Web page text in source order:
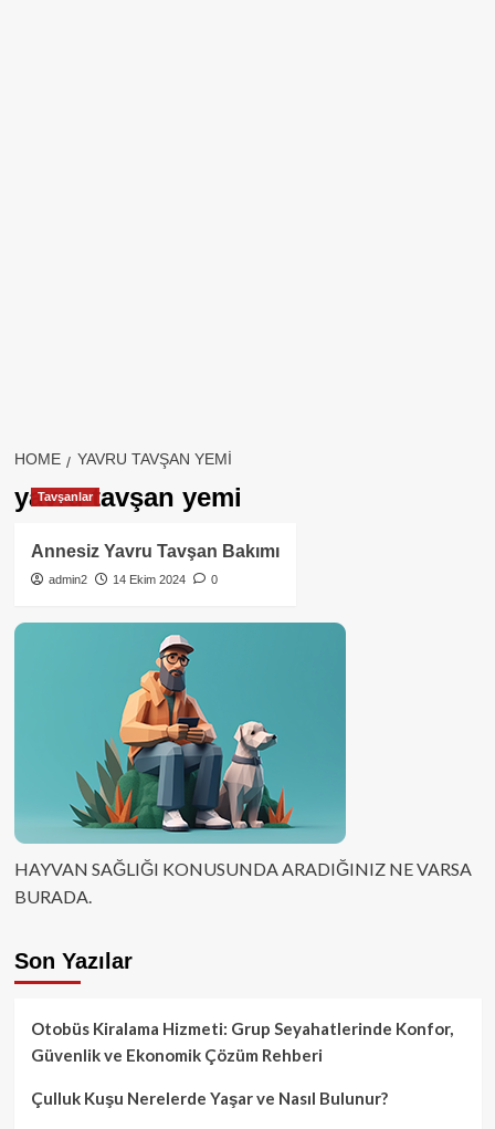
HOME YAVRU TAVŞAN YEMI
yavru tavşan yemi
Tavşanlar
Annesiz Yavru Tavşan Bakımı
admin2 14 Ekim 2024 0
HAYVAN SAĞLIĞI KONUSUNDA ARADIĞINIZ NE VARSA
BURADA.
Son Yazılar
Otobüs Kiralama Hizmeti: Grup Seyahatlerinde Konfor,
Güvenlik ve Ekonomik Çözüm Rehberi
Çulluk Kuşu Nerelerde Yaşar ve Nasıl Bulunur?